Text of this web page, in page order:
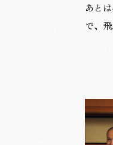
あと
で、